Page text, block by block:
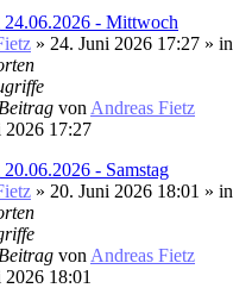
24.06.2026 - Mittwoch
» 24. Juni 2026 17:27 » in
von Andreas Fietz
2026 17:27
20.06.2026 - Samstag
» 20. Juni 2026 18:01 » in
von Andreas Fietz
2026 18:01